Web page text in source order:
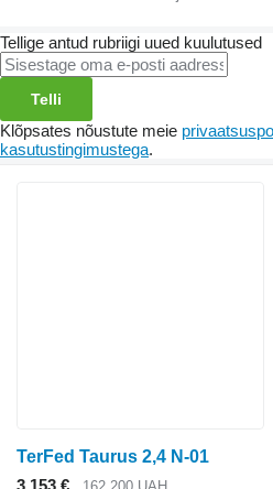
Tellige antud rubriigi uued kuulutused
Telli
Klõpsates nõustute meie
kasutustingimustega.
TerFed Taurus 2,4 N-01
3 153 €